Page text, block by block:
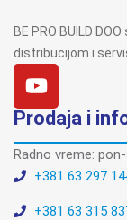
BE PRO BUILD
distribucijom i
Prodaja i
Radno vreme:
+381 63 297
+381 63 315